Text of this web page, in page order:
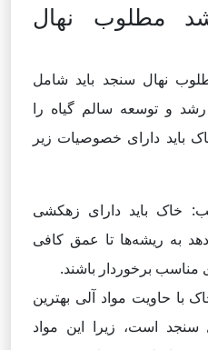
مطلوب نهال
نهال سنجد باید شامل
و توسعه سالم گیاه را
باید دارای خصوصیات زیر
خاک باید دارای زهکشی
به ریشه‌ها تا عمق کافی
مناسب برخوردار باشند.
با حاویت مواد آلی بهترین
است، زیرا این مواد